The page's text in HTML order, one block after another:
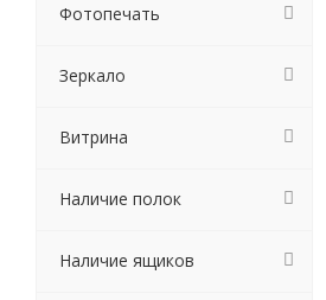
Фотопечать
Зеркало
Витрина
Наличие полок
Наличие ящиков